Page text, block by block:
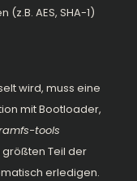
AES, SHA-1)
wird, muss eine
mit Bootloader,
tools
Teil der
erledigen.